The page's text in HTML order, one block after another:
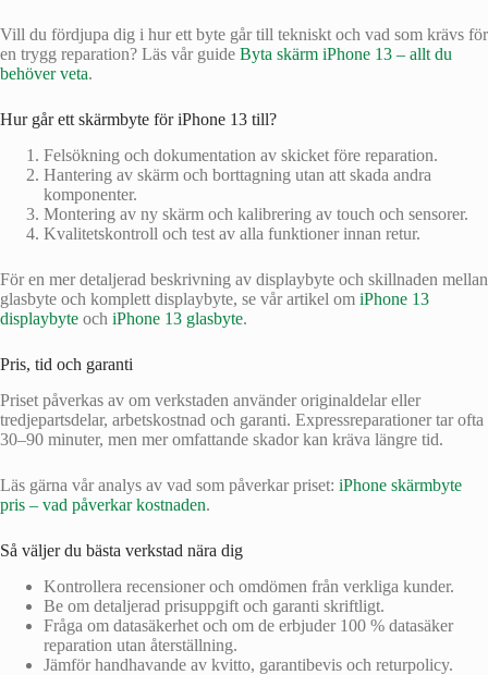
Vill du fördjupa dig i hur ett byte går till tekniskt och vad som krävs för
en trygg reparation? Läs vår guide Byta skärm iPhone 13 – allt du
behöver veta.
Hur går ett skärmbyte för iPhone 13 till?
Felsökning och dokumentation av skicket före reparation.
Hantering av skärm och borttagning utan att skada andra
komponenter.
Montering av ny skärm och kalibrering av touch och sensorer.
Kvalitetskontroll och test av alla funktioner innan retur.
För en mer detaljerad beskrivning av displaybyte och skillnaden mellan
glasbyte och komplett displaybyte, se vår artikel om iPhone 13
displaybyte och iPhone 13 glasbyte.
Pris, tid och garanti
Priset påverkas av om verkstaden använder originaldelar eller
tredjepartsdelar, arbetskostnad och garanti. Expressreparationer tar ofta
30–90 minuter, men mer omfattande skador kan kräva längre tid.
Läs gärna vår analys av vad som påverkar priset: iPhone skärmbyte
pris – vad påverkar kostnaden.
Så väljer du bästa verkstad nära dig
Kontrollera recensioner och omdömen från verkliga kunder.
Be om detaljerad prisuppgift och garanti skriftligt.
Fråga om datasäkerhet och om de erbjuder 100 % datasäker
reparation utan återställning.
Jämför handhavande av kvitto, garantibevis och returpolicy.